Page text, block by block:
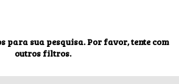
para sua pesquisa. Por favor, tente com
outros filtros.